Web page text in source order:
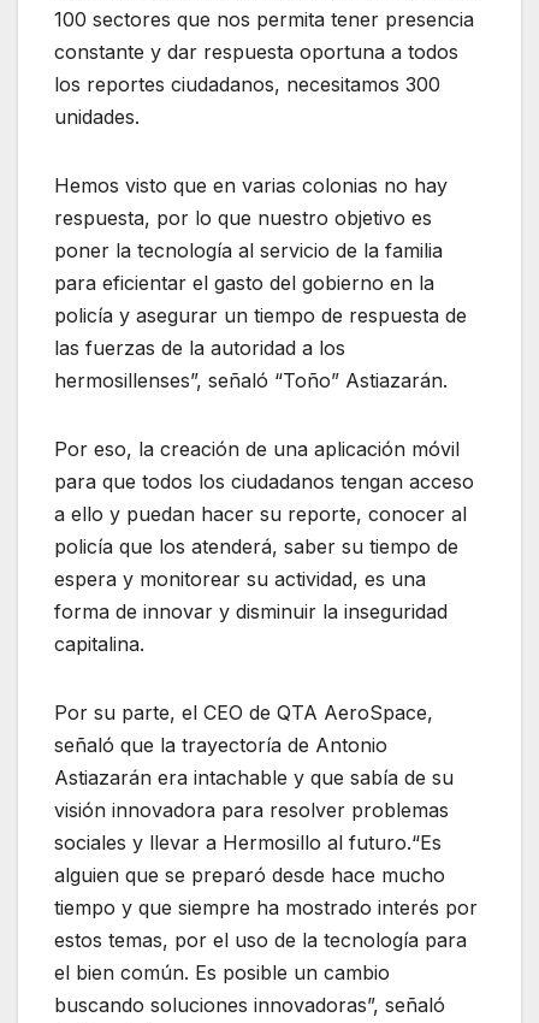
100 sectores que nos permita tener presencia
constante y dar respuesta oportuna a todos
los reportes ciudadanos, necesitamos 300
unidades.
Hemos visto que en varias colonias no hay
respuesta, por lo que nuestro objetivo es
poner la tecnología al servicio de la familia
para eficientar el gasto del gobierno en la
policía y asegurar un tiempo de respuesta de
las fuerzas de la autoridad a los
hermosillenses”, señaló “Toño” Astiazarán.
Por eso, la creación de una aplicación móvil
para que todos los ciudadanos tengan acceso
a ello y puedan hacer su reporte, conocer al
policía que los atenderá, saber su tiempo de
espera y monitorear su actividad, es una
forma de innovar y disminuir la inseguridad
capitalina.
Por su parte, el CEO de QTA AeroSpace,
señaló que la trayectoría de Antonio
Astiazarán era intachable y que sabía de su
visión innovadora para resolver problemas
sociales y llevar a Hermosillo al futuro.“Es
alguien que se preparó desde hace mucho
tiempo y que siempre ha mostrado interés por
estos temas, por el uso de la tecnología para
el bien común. Es posible un cambio
buscando soluciones innovadoras”, señaló